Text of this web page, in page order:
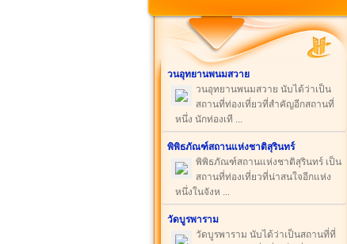
วนอุทยานพนมสวาย
วนอุทยานพนมสวาย นับได้ว่าเป็น
สถานที่ท่องเที่ยวที่สำคัญอีกสถานที่
หนึ่ง นักท่องเที ...
พิพิธภัณฑ์สถานแห่งชาติสุรินทร์
พิพิธภัณฑ์สถานแห่งชาติสุรินทร์ เป็น
สถานที่ท่องเที่ยวที่น่าสนใจอีกแห่ง
หนึ่งในจังห ...
วัดบูรพาราม
วัดบูรพาราม นับได้ว่าเป็นสถานที่ที่